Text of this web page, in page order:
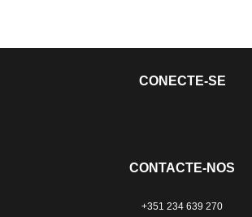
CONECTE-SE
CONTACTE-NOS
+351 234 639 270